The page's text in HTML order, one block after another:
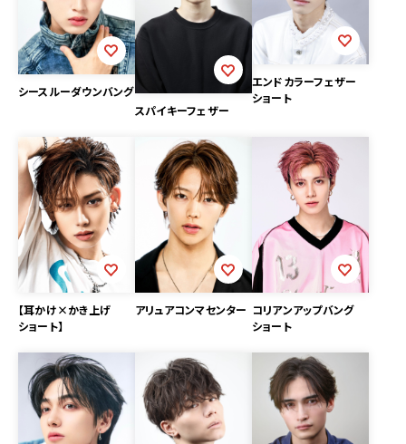
シースルーダウンバング
スパイキーフェザー
エンドカラーフェザー
ショート
【耳かけ×かき上げ
ショート】
アリュアコンマセンター コリアンアップバング
ショート